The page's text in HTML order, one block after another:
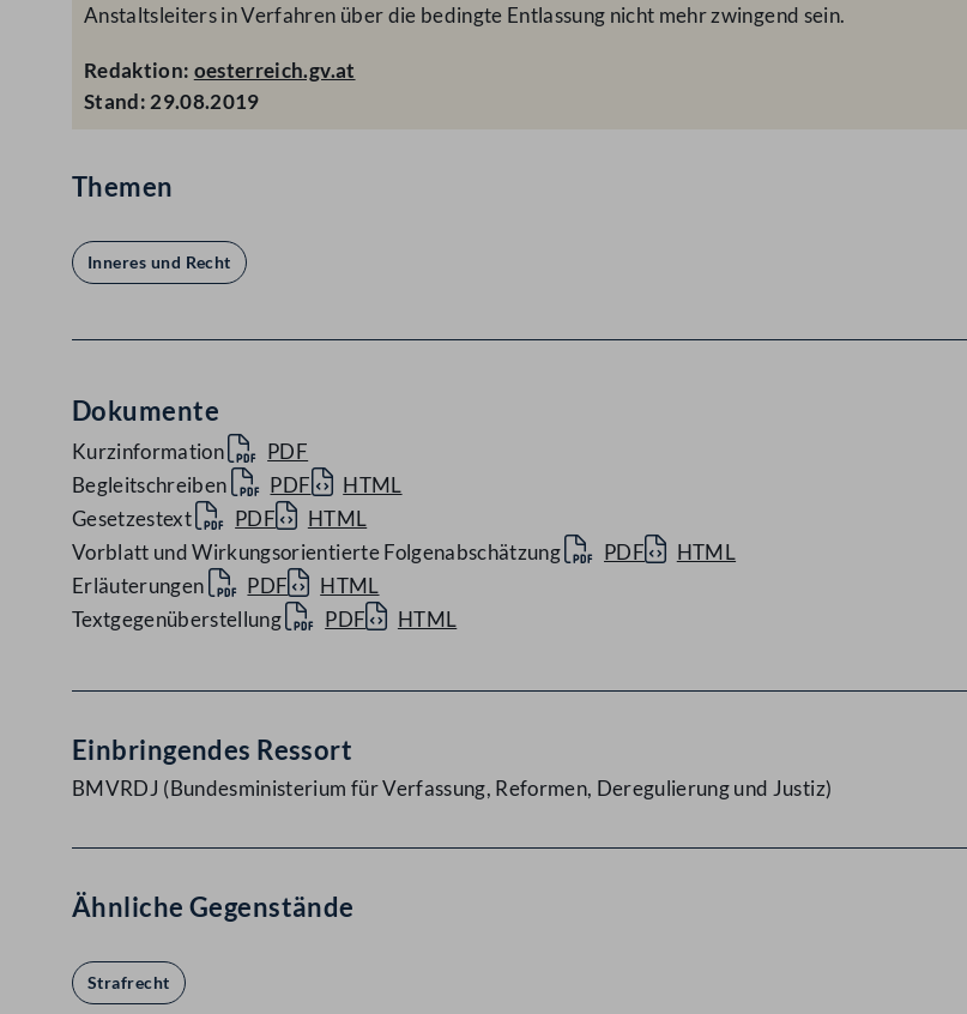
Anstaltsleiters in Verfahren über die bedingte Entlassung nicht mehr zwingend sein.
Redaktion: oesterreich.gv.at
Stand: 29.08.2019
Themen
Inneres und Recht
Dokumente
Kurzinformation
PDF
Begleitschreiben
PDF
HTML
Gesetzestext
PDF
HTML
Vorblatt und Wirkungsorientierte Folgenabschätzung
PDF
HTML
Erläuterungen
PDF
HTML
Textgegenüberstellung
PDF HTML
Einbringendes Ressort
BMVRDJ (Bundesministerium für Verfassung, Reformen, Deregulierung und Justiz)
Ähnliche Gegenstände
Strafrecht